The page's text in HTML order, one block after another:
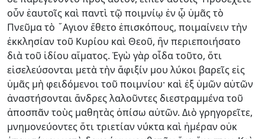
οὖν ἑαυτοῖς καὶ παντὶ τῷ ποιμνίῳ ἐν ᾧ ὑμᾶς τὸ
Πνεῦμα τὸ ῞Αγιον ἔθετο ἐπισκόπους, ποιμαίνειν τὴν
ἐκκλησίαν τοῦ Κυρίου καὶ Θεοῦ, ἣν περιεποιήσατο
διὰ τοῦ ἰδίου αἵματος. Ἐγὼ γὰρ οἶδα τοῦτο, ὅτι
εἰσελεύσονται μετὰ τὴν ἄφιξίν μου λύκοι βαρεῖς εἰς
ὑμᾶς μὴ φειδόμενοι τοῦ ποιμνίου· καὶ ἐξ ὑμῶν αὐτῶν
ἀναστήσονται ἄνδρες λαλοῦντες διεστραμμένα τοῦ
ἀποσπᾶν τοὺς μαθητὰς ὀπίσω αὐτῶν. Διὸ γρηγορεῖτε,
μνημονεύοντες ὅτι τριετίαν νύκτα καὶ ἡμέραν οὐκ